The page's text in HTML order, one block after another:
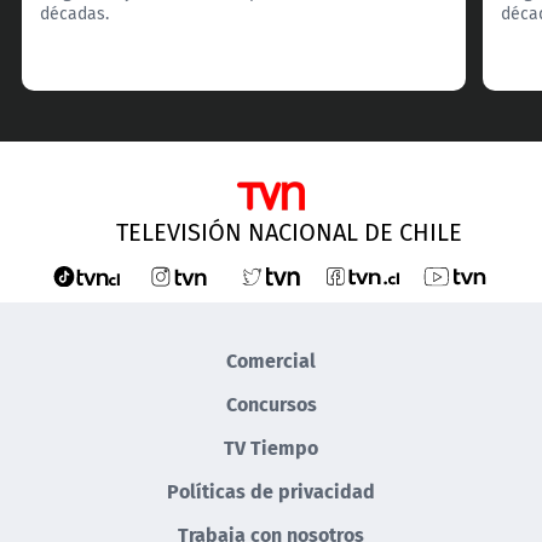
décadas.
TELEVISIÓN NACIONAL DE CHILE
Comercial
Concursos
TV Tiempo
Políticas de privacidad
Trabaja con nosotros